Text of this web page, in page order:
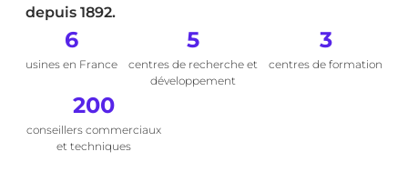
depuis 1892.
6
usines en France
5
centres de recherche et
développement
3
centres de formation
200
conseillers commerciaux
et techniques